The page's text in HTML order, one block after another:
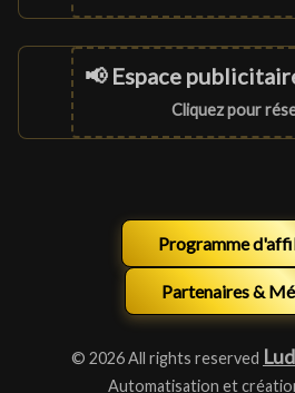
📢 Espace
Cliquez pour
Programme
Partenaires &
© 2026 All rights reserved
Automatisation et